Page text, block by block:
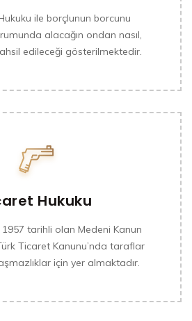
ile borçlunun borcunu
alacağın ondan nasıl,
edileceği gösterilmektedir.
Hukuku
tarihli olan Medeni Kanun
Ticaret Kanunu’nda taraflar
için yer almaktadır.